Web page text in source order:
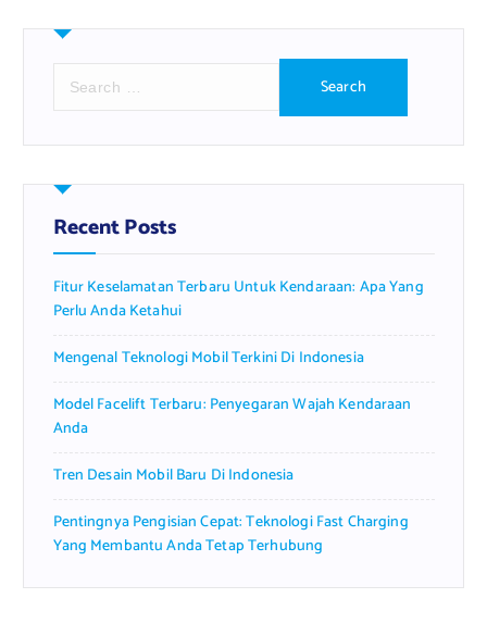
r
h
f
o
:
Recent Posts
Fitur Keselamatan Terbaru Untuk Kendaraan: Apa Yang
Perlu Anda Ketahui
Mengenal Teknologi Mobil Terkini Di Indonesia
Model Facelift Terbaru: Penyegaran Wajah Kendaraan
Anda
Tren Desain Mobil Baru Di Indonesia
Pentingnya Pengisian Cepat: Teknologi Fast Charging
Yang Membantu Anda Tetap Terhubung